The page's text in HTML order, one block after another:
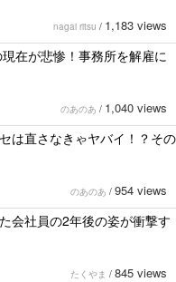
nagai ritsu / 1,183 views
在が悲惨！事務所を解雇に
のあのあ / 1,040 views
は直さなきゃヤバイ！？その
のあのあ / 954 views
会社員の2年後の姿が衝撃す
たくやま / 845 views